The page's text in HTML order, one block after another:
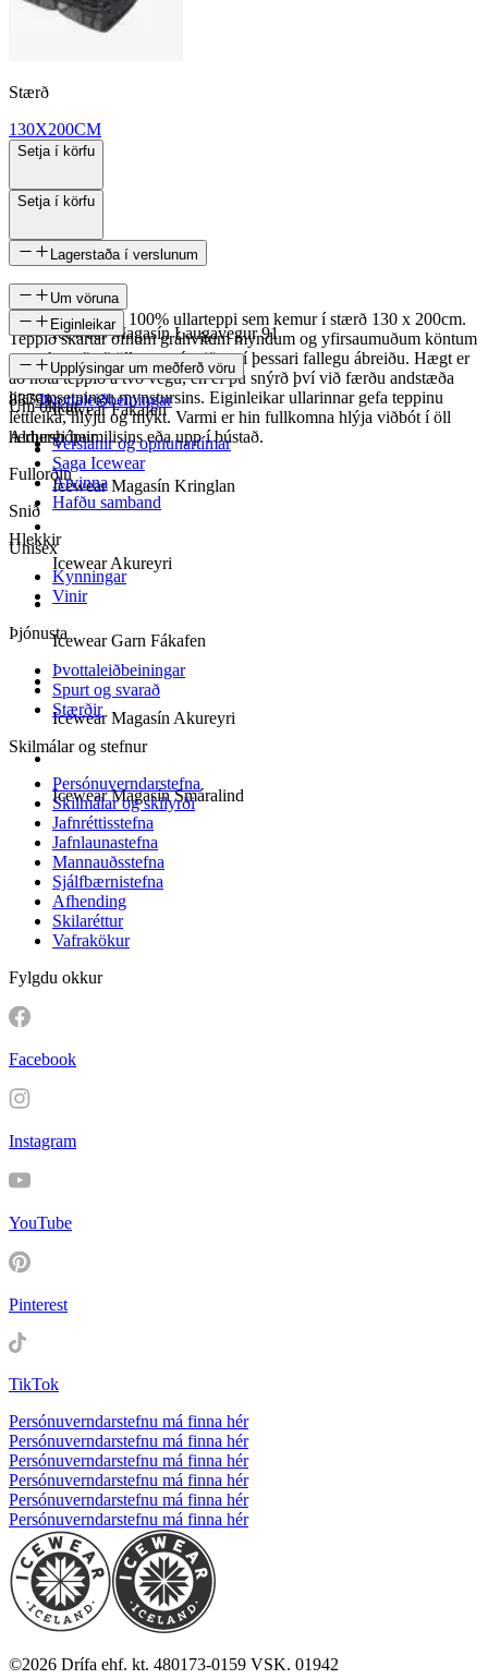
Stærð
130X200CM
Setja í körfu
Setja í körfu
Lagerstaða í verslunum
Icewear Magasín Laugavegur 91
Icewear Fákafen
Icewear Magasín Kringlan
Icewear Akureyri
Icewear Garn Fákafen
Icewear Magasín Akureyri
Icewear Magasín Smáralind
Um vöruna
Varmi er einstakt 100% ullarteppi sem kemur í stærð 130 x 200cm.
Teppið skartar ofnum gráhvítum myndum og yfirsaumuðum köntum
og er hugað að öllum smáatriðum í þessari fallegu ábreiðu. Hægt er
að nota teppið á tvo vegu, en ef þú snýrð því við færðu andstæða
litasamsetningu mynstursins. Eiginleikar ullarinnar gefa teppinu
léttleika, hlýju og mýkt. Varmi er hin fullkomna hlýja viðbót í öll
herbergi heimilisins eða upp í bústað.
Eiginleikar
SKU
83791
Aldurshópur
Fullorðin
Snið
Unisex
Upplýsingar um meðferð vöru
Þvottaleiðbeiningar
Um okkur
Verslanir og opnunartímar
Saga Icewear
Atvinna
Hafðu samband
Hlekkir
Kynningar
Vinir
Þjónusta
Þvottaleiðbeiningar
Spurt og svarað
Stærðir
Skilmálar og stefnur
Persónuverndarstefna
Skilmálar og skilyrði
Jafnréttisstefna
Jafnlaunastefna
Mannauðsstefna
Sjálfbærnistefna
Afhending
Skilaréttur
Vafrakökur
Fylgdu okkur
Facebook
Instagram
YouTube
Pinterest
TikTok
Persónuverndarstefnu má finna hér
Persónuverndarstefnu má finna hér
Persónuverndarstefnu má finna hér
Persónuverndarstefnu má finna hér
Persónuverndarstefnu má finna hér
Persónuverndarstefnu má finna hér
©2026 Drífa ehf. kt. 480173-0159 VSK. 01942